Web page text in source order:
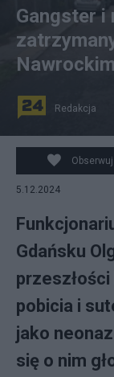
PAP/Mateusz
Gangster i
Nawrockim
Redakcja
5.12.2024
Gdańsku
przeszłości
pobicia i
jako
się o nim